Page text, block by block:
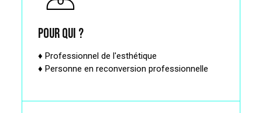
Pour qui ?
♦ Professionnel de l'esthétique
♦ Personne en reconversion professionnelle